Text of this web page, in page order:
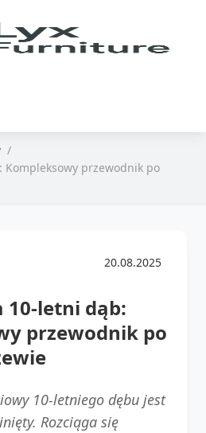
Kompleksowy przewodnik po
20.08.2025
10-letni dąb:
przewodnik po
10-letniego dębu jest
Rozciąga się